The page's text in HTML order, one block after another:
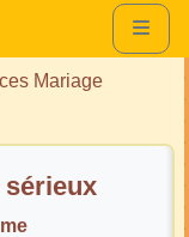
Mariage
sérieux